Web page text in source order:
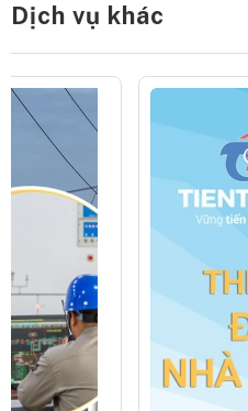
Dịch vụ khác